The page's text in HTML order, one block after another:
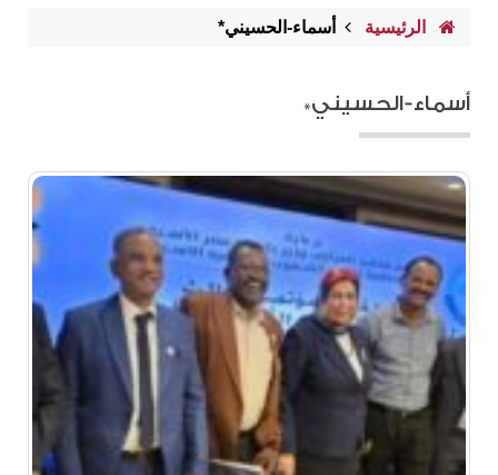
الرئيسية أسماء-الحسيني*
أسماء-الحسيني*